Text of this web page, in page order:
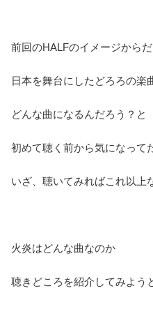
前回のHALFのイメージからだ
日本を舞台にしたどろろの楽
どんな曲になるんだろう？と
初めて聴く前から気になって
いざ、聴いてみればこれ以上
火炎はどんな曲なのか
聴きどころを紹介してみよう